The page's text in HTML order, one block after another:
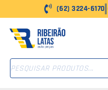
para
conteúdo
(62) 3224-6170
PESQUISAR
PRODUTOS